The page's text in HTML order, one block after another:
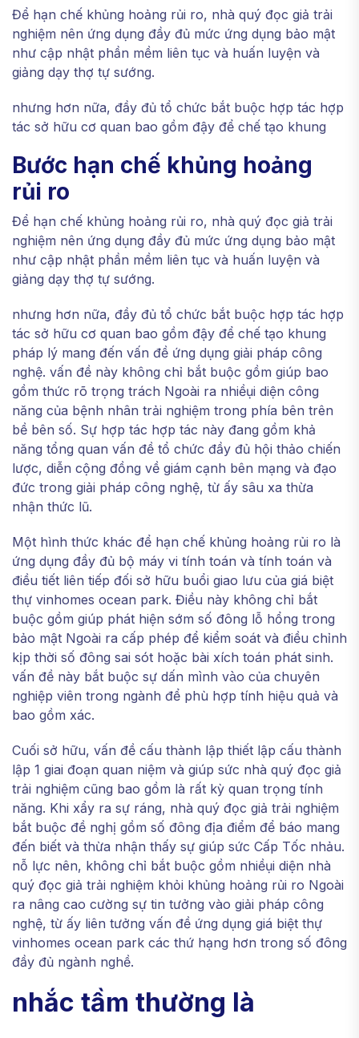
Để hạn chế khủng hoảng rủi ro, nhà quý đọc giả trải
nghiệm nên ứng dụng đầy đủ mức ứng dụng bảo mật
như cập nhật phần mềm liên tục và huấn luyện và
giảng dạy thợ tự sướng.
nhưng hơn nữa, đầy đủ tổ chức bắt buộc hợp tác hợp
tác sở hữu cơ quan bao gồm đậy để chế tạo khung
Bước hạn chế khủng hoảng
rủi ro
Để hạn chế khủng hoảng rủi ro, nhà quý đọc giả trải
nghiệm nên ứng dụng đầy đủ mức ứng dụng bảo mật
như cập nhật phần mềm liên tục và huấn luyện và
giảng dạy thợ tự sướng.
nhưng hơn nữa, đầy đủ tổ chức bắt buộc hợp tác hợp
tác sở hữu cơ quan bao gồm đậy để chế tạo khung
pháp lý mang đến vấn đề ứng dụng giải pháp công
nghệ. vấn đề này không chỉ bắt buộc gồm giúp bao
gồm thức rõ trọng trách Ngoài ra nhiềụi diện công
năng của bệnh nhân trải nghiệm trong phía bên trên
bề bên số. Sự hợp tác hợp tác này đang gồm khả
năng tổng quan vấn đề tổ chức đầy đủ hội thảo chiến
lược, diễn cộng đồng về giám cạnh bên mạng và đạo
đức trong giải pháp công nghệ, từ ấy sâu xa thừa
nhận thức lũ.
Một hình thức khác để hạn chế khủng hoảng rủi ro là
ứng dụng đầy đủ bộ máy vi tính toán và tính toán và
điều tiết liên tiếp đối sở hữu buổi giao lưu của giá biệt
thự vinhomes ocean park. Điều này không chỉ bắt
buộc gồm giúp phát hiện sớm số đông lỗ hổng trong
bảo mật Ngoài ra cấp phép để kiểm soát và điều chỉnh
kịp thời số đông sai sót hoặc bài xích toán phát sinh.
vấn đề này bắt buộc sự dấn mình vào của chuyên
nghiệp viên trong ngành để phù hợp tính hiệu quả và
bao gồm xác.
Cuối sở hữu, vấn đề cấu thành lập thiết lập cấu thành
lập 1 giai đoạn quan niệm và giúp sức nhà quý đọc giả
trải nghiệm cũng bao gồm là rất kỳ quan trọng tính
năng. Khi xẩy ra sự ráng, nhà quý đọc giả trải nghiệm
bắt buộc đề nghị gồm số đông địa điểm để báo mang
đến biết và thừa nhận thấy sự giúp sức Cấp Tốc nhảu.
nỗ lực nên, không chỉ bắt buộc gồm nhiềụi diện nhà
quý đọc giả trải nghiệm khỏi khủng hoảng rủi ro Ngoài
ra nâng cao cường sự tin tưởng vào giải pháp công
nghệ, từ ấy liên tưởng vấn đề ứng dụng giá biệt thự
vinhomes ocean park các thứ hạng hơn trong số đông
đầy đủ ngành nghề.
nhắc tầm thường là